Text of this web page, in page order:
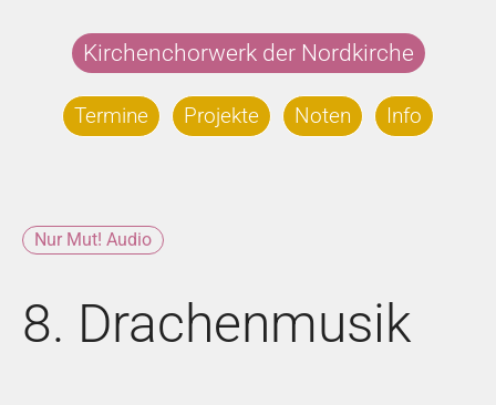
Kirchenchorwerk der Nordkirche
Termine Projekte Noten Info
Nur Mut! Audio
8. Drachenmusik